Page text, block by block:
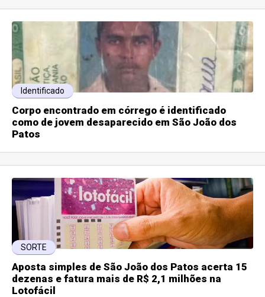
Identificado
Corpo encontrado em córrego é identificado
como de jovem desaparecido em São João dos
Patos
SORTE
Aposta simples de São João dos Patos acerta 15
dezenas e fatura mais de R$ 2,1 milhões na
Lotofácil